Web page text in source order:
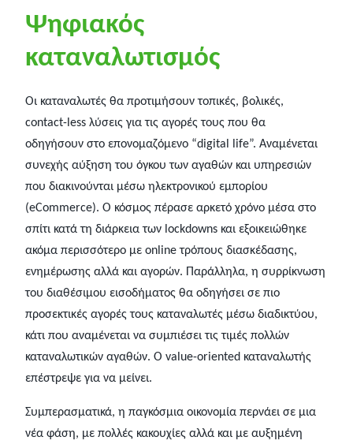
Ψηφιακός
καταναλωτισμός
Οι καταναλωτές θα προτιμήσουν τοπικές, βολικές,
contact-less λύσεις για τις αγορές τους που θα
οδηγήσουν στο επονομαζόμενο “digital life”. Αναμένεται
συνεχής αύξηση του όγκου των αγαθών και υπηρεσιών
που διακινούνται μέσω ηλεκτρονικού εμπορίου
(eCommerce). Ο κόσμος πέρασε αρκετό χρόνο μέσα στο
σπίτι κατά τη διάρκεια των lockdowns και εξοικειώθηκε
ακόμα περισσότερο με online τρόπους διασκέδασης,
ενημέρωσης αλλά και αγορών. Παράλληλα, η συρρίκνωση
του διαθέσιμου εισοδήματος θα οδηγήσει σε πιο
προσεκτικές αγορές τους καταναλωτές μέσω διαδικτύου,
κάτι που αναμένεται να συμπιέσει τις τιμές πολλών
καταναλωτικών αγαθών. Ο value-oriented καταναλωτής
επέστρεψε για να μείνει.
Συμπερασματικά, η παγκόσμια οικονομία περνάει σε μια
νέα φάση, με πολλές κακουχίες αλλά και με αυξημένη